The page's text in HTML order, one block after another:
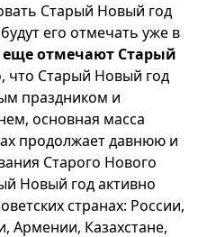
Старый Новый год
его отмечать уже в
еще отмечают Старый
что Старый Новый год
праздником и
основная масса
продолжает давнюю и
Старого Нового
Новый год активно
странах: России,
Армении, Казахстане,